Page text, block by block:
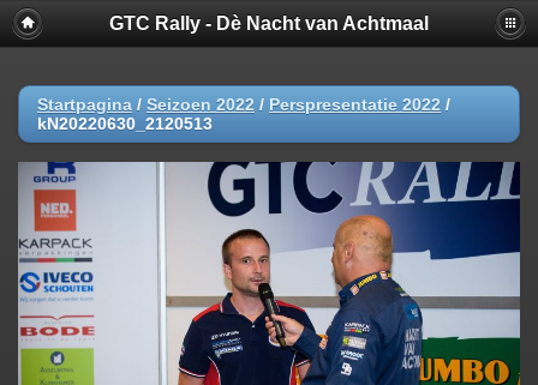
GTC Rally - Dè Nacht van Achtmaal
Startpagina / Seizoen 2022 / Perspresentatie 2022 /
kN20220630_2120513